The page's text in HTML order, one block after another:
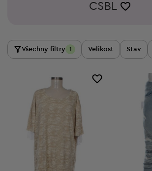
CSBL
Všechny filtry 1 Velikost Stav